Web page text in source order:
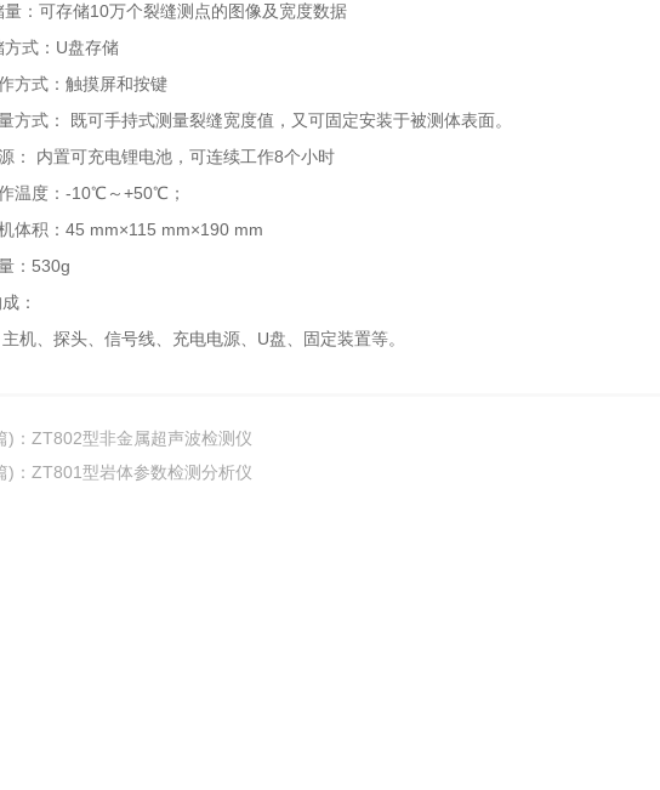
量：可存储10万个裂缝测点的图像及宽度数据
方式：U盘存储
方式：触摸屏和按键
方式： 既可手持式测量裂缝宽度值，又可固定安装于被测体表面。
： 内置可充电锂电池，可连续工作8个小时
温度：-10℃～+50℃；
体积：45 mm×115 mm×190 mm
：530g
：
机、探头、信号线、充电电源、U盘、固定装置等。
) ： ZT802型非金属超声波检测仪
) ： ZT801型岩体参数检测分析仪